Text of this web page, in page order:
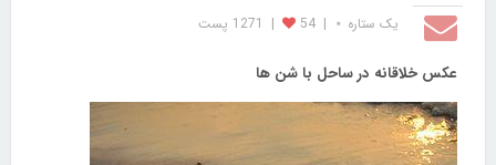
یک ستاره ⋆ |
54
| 1271 پست
عکس خلاقانه در ساحل با شن ها